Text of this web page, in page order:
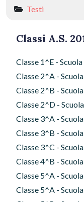
Testi
Classi A.S.
Classe 1^E -
Classe 2^A -
Classe 2^B -
Classe 2^D -
Classe 3^A -
Classe 3^B -
Classe 3^C -
Classe 4^B -
Classe 5^A -
Classe 5^A -